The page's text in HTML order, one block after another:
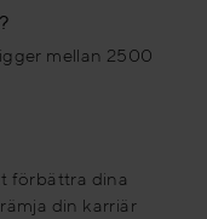
mellan 2500
förbättra dina
din karriär